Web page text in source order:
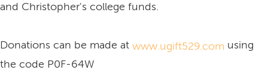
and Christopher's college funds.
Donations can be made at www.ugift529.com using
the code P0F-64W